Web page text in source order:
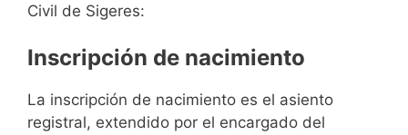
Civil de Sigeres:
Inscripción de nacimiento
La inscripción de nacimiento es el asiento
registral, extendido por el encargado del